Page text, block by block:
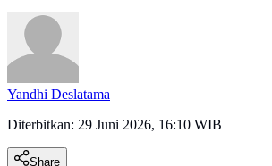
Yandhi Deslatama
Diterbitkan: 29 Juni 2026, 16:10 WIB
Share